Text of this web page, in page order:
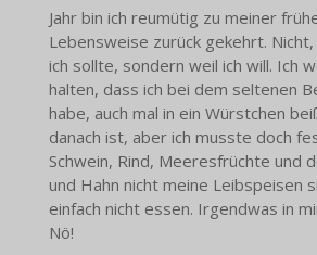
Jahr bin ich reumütig zu meiner
Lebensweise zurück gekehrt.
ich sollte, sondern weil ich will. Ich
halten, dass ich bei dem seltenen
habe, auch mal in ein Würstchen
danach ist, aber ich musste doch
Schwein, Rind, Meeresfrüchte und
und Hahn nicht meine Leibspeisen
einfach nicht essen. Irgendwas in
Nö!